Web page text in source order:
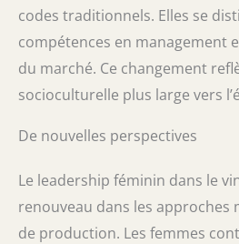
codes traditionnels. Elles se
compétences en management
du marché. Ce changement
socioculturelle plus large vers
De nouvelles perspectives
Le leadership féminin dans le
renouveau dans les approches
de production. Les femmes